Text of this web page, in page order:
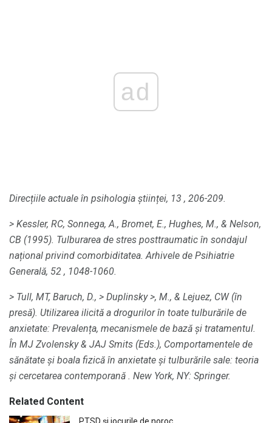
ad
Direcțiile actuale în psihologia științei, 13 , 206-209.
> Kessler, RC, Sonnega, A., Bromet, E., Hughes, M., & Nelson,
CB (1995). Tulburarea de stres posttraumatic în sondajul
național privind comorbiditatea. Arhivele de Psihiatrie
Generală, 52 , 1048-1060.
> Tull, MT, Baruch, D., > Duplinsky >, M., & Lejuez, CW (în
presă). Utilizarea ilicită a drogurilor în toate tulburările de
anxietate: Prevalența, mecanismele de bază și tratamentul.
În MJ Zvolensky & JAJ Smits (Eds.), Comportamentele de
sănătate și boala fizică în anxietate și tulburările sale: teoria
și cercetarea contemporană . New York, NY: Springer.
Related Content